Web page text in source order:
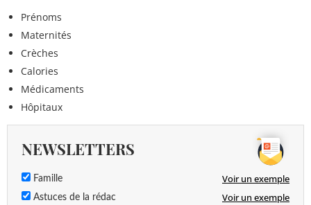
Prénoms
Maternités
Crèches
Calories
Médicaments
Hôpitaux
NEWSLETTERS
Famille Voir un exemple
Astuces de la rédac Voir un exemple